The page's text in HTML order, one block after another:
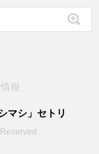
報
マシ」セトリ